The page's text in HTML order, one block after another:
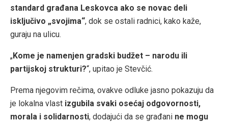
standard građana Leskovca ako se novac deli
isključivo „svojima“, dok se ostali radnici, kako kaže,
guraju na ulicu.
„Kome je namenjen gradski budžet – narodu ili
partijskoj strukturi?“, upitao je Stevčić.
Prema njegovim rečima, ovakve odluke jasno pokazuju da
je lokalna vlast izgubila svaki osećaj odgovornosti,
morala i solidarnosti, dodajući da se građani ne mogu